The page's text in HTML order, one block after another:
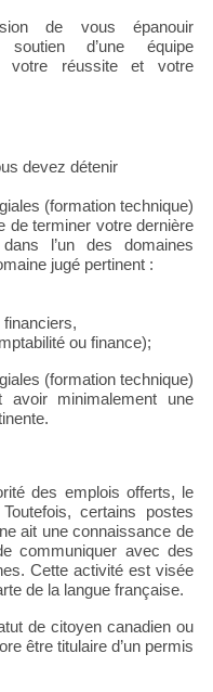
de vous épanouir
soutien d’une équipe
réussite et votre
devez détenir
(formation technique)
de terminer votre dernière
l’un des domaines
jugé pertinent :
ou finance);
(formation technique)
minimalement une
des emplois offerts, le
certains postes
ait une connaissance de
communiquer avec des
Cette activité est visée
de la langue française.
de citoyen canadien ou
être titulaire d’un permis